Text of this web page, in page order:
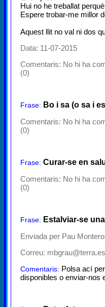
Hui no he treballat
Espere trobar-me millor
Aquest llit no val ni dos
Data: 11-07-2015
Comentaris: No hi ha
(0)
Frase: Bo i sa (o sa i
Comentaris: No hi ha
(0)
Frase: Curar-se en
Comentaris: No hi ha
(0)
Frase: Estalviar-se
Enviada per Pau Montero
Correu: mbgrau@terra.es
Comentaris: Polsa ací
disponibles o enviar-nos